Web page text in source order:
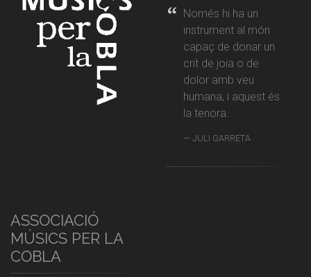
Només hi ha un
instrument al món
capaç de donar un
crit de joia o de
dolor amb veu
humana, i aquest és
la tenora.
JULI GARRETA
ASSOCIACIÓ
MÚSICS PER LA
COBLA